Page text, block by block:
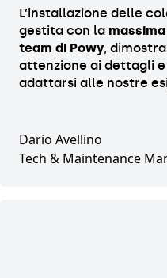
L’installazione delle
gestita con la
team di Powy,
attenzione ai dettagli
adattarsi alle nostre
Dario Avellino
Tech & Maintenance